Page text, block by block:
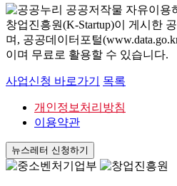
창업진흥원(K-Startup)이 게시한
며, 공공데이터포털
이며 무료로 활용할 수 있습니다.
사업신청 바로가기 목록
개인정보처리방침
이용약관
뉴스레터 신청하기